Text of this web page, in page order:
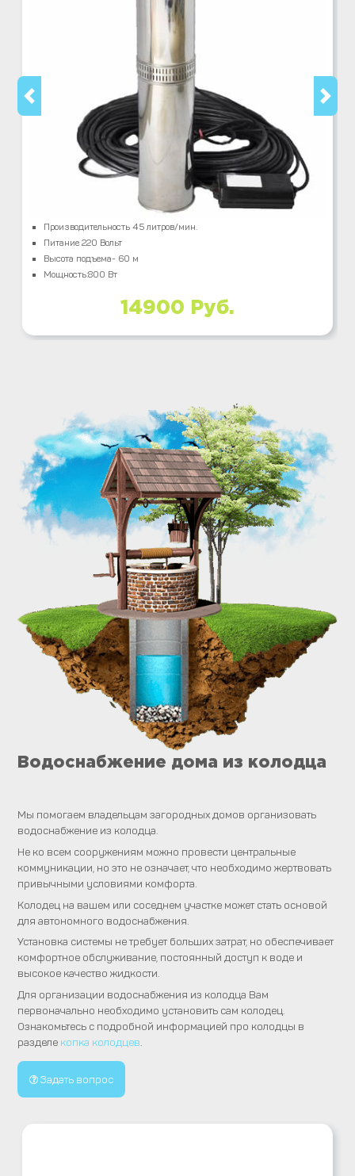
Производительность 45 литров/мин.
Питание 220 Вольт
Высота подъема- 60 м
Мощность:800 Вт
14900 Руб.
Водоснабжение дома из колодца
Мы помогаем владельцам загородных домов организовать
водоснабжение из колодца.
Не ко всем сооружениям можно провести центральные
коммуникации, но это не означает, что необходимо жертвовать
привычными условиями комфорта.
Колодец на вашем или соседнем участке может стать основой
для автономного водоснабжения.
Установка системы не требует больших затрат, но обеспечивает
комфортное обслуживание, постоянный доступ к воде и
высокое качество жидкости.
Для организации водоснабжения из колодца Вам
первоначально необходимо установить сам колодец.
Ознакомьтесь с подробной информацией про колодцы в
разделе копка колодцев
Задать вопрос